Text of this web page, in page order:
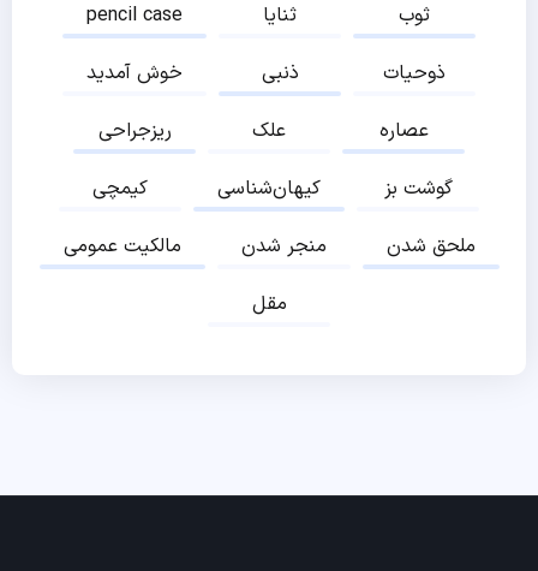
pencil case
ثنایا
ثوب
خوش آمدید
ذنبی
ذوحیات
ریزجراحی
علک
عصاره
کیمچی
کیهان‌شناسی
گوشت بز
مالکیت عمومی
منجر شدن
ملحق شدن
مقل